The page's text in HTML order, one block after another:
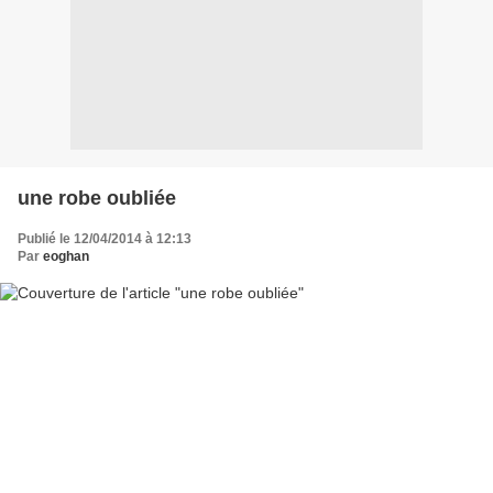
une robe oubliée
Publié le 12/04/2014 à 12:13
Par eoghan